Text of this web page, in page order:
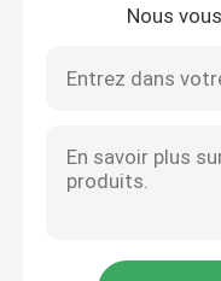
Produits
A propos de nous
Nous